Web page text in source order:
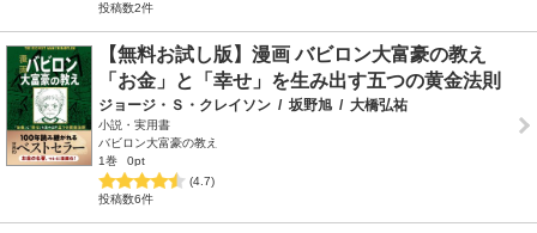
投稿数2件
【無料お試し版】漫画 バビロン大富豪の教え
「お金」と「幸せ」を生み出す五つの黄金法則
ジョージ・Ｓ・クレイソン / 坂野旭 / 大橋弘祐
小説・実用書
バビロン大富豪の教え
1巻
0pt
(4.7)
投稿数6件